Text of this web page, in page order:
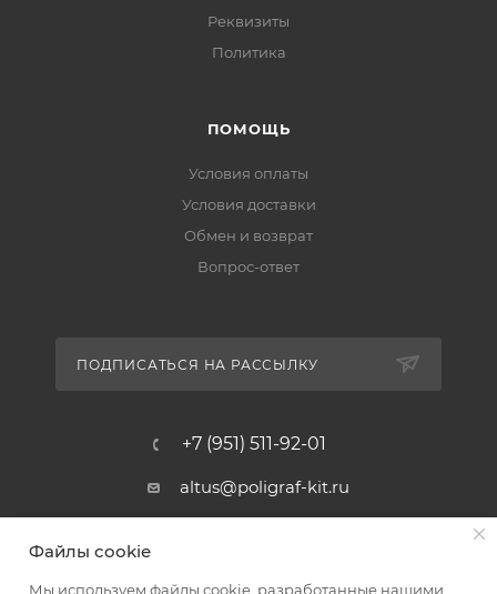
Реквизиты
Политика
ПОМОЩЬ
Условия оплаты
Условия доставки
Обмен и возврат
Вопрос-ответ
ПОДПИСАТЬСЯ НА РАССЫЛКУ
+7 (951) 511-92-01
altus@poligraf-kit.ru
Ростовская обл, Аксайский р-н,
Файлы cookie
Мы используем файлы cookie, разработанные нашими